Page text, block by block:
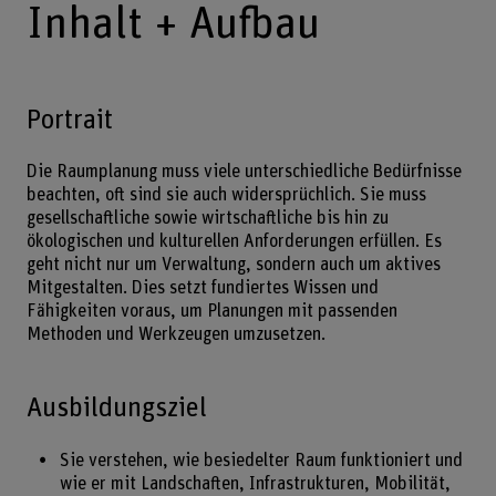
Inhalt + Aufbau
Portrait
Die Raumplanung muss viele unterschiedliche Bedürfnisse
beachten, oft sind sie auch widersprüchlich. Sie muss
gesellschaftliche sowie wirtschaftliche bis hin zu
ökologischen und kulturellen Anforderungen erfüllen. Es
geht nicht nur um Verwaltung, sondern auch um aktives
Mitgestalten. Dies setzt fundiertes Wissen und
Fähigkeiten voraus, um Planungen mit passenden
Methoden und Werkzeugen umzusetzen.
Ausbildungsziel
Sie verstehen, wie besiedelter Raum funktioniert und
wie er mit Landschaften, Infrastrukturen, Mobilität,